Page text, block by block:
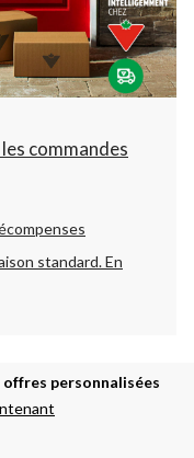
commandes
standard.En
personnalisées